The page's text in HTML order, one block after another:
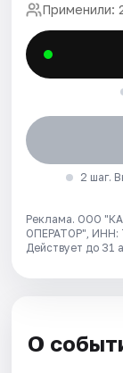
Применили:
2 шаг.
Реклама. ООО
ОПЕРАТОР", ИНН:
Действует до 31
О